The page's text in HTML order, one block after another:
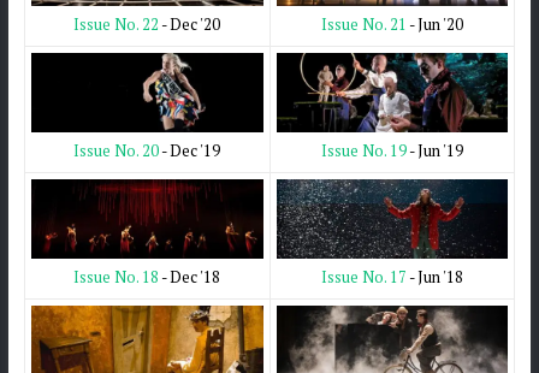
Issue No. 22 - Dec '20 Issue No. 21 - Jun '20
Issue No. 20- Dec '19 Issue No. 19- Jun '19
Issue No. 18 - Dec '18 Issue No. 17 - Jun '18